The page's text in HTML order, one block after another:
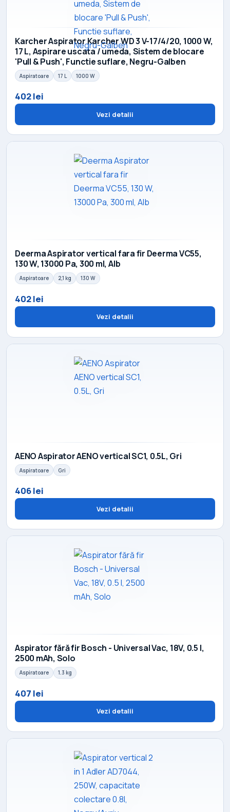
Karcher Aspirator Karcher WD 3 V-17/4/20, 1000 W,
17 L, Aspirare uscata / umeda, Sistem de blocare
'Pull & Push', Functie suflare, Negru-Galben
Aspiratoare 17 L 1000 W
402 lei
Vezi detalii
Deerma Aspirator vertical fara fir Deerma VC55,
130 W, 13000 Pa, 300 ml, Alb
Aspiratoare 2,1 kg 130 W
402 lei
Vezi detalii
AENO Aspirator AENO vertical SC1, 0.5L, Gri
Aspiratoare Gri
406 lei
Vezi detalii
Aspirator fără fir Bosch - Universal Vac, 18V, 0.5 l,
2500 mAh, Solo
Aspiratoare 1.3 kg
407 lei
Vezi detalii